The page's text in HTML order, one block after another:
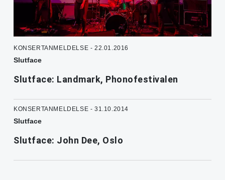
KONSERTANMELDELSE - 22.01.2016
Slutface
Slutface: Landmark, Phonofestivalen
KONSERTANMELDELSE - 31.10.2014
Slutface
Slutface: John Dee, Oslo